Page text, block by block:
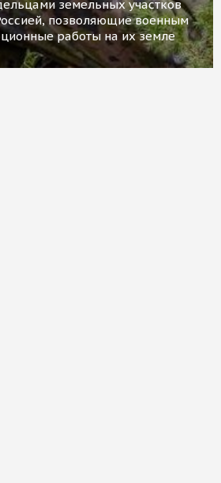
земельных участков
позволяющие военным
работы на их земле